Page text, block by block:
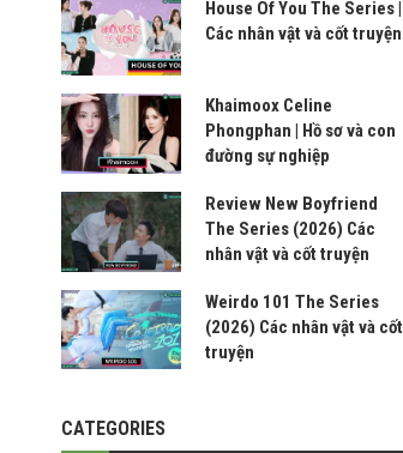
House Of You The Series |
Các nhân vật và cốt truyện
Khaimoox Celine
Phongphan | Hồ sơ và con
đường sự nghiệp
Review New Boyfriend
The Series (2026) Các
nhân vật và cốt truyện
Weirdo 101 The Series
(2026) Các nhân vật và cốt
truyện
CATEGORIES